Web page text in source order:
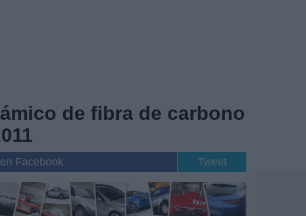
de fibra de carbono
Facebook Tweet